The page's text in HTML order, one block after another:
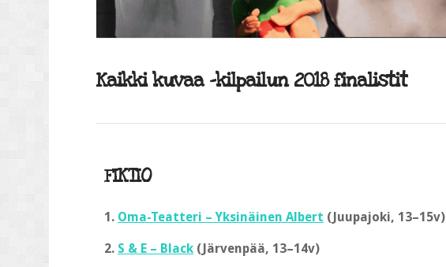
Kaikki kuvaa -kilpailun 2018 finalistit
FIKTIO
1. Oma-Teatteri – Yksinäinen Albert (Juupajoki, 13–15v)
2. S & E – Black (Järvenpää, 13–14v)